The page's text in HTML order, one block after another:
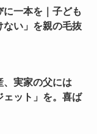
一本を｜子ども
ない」を親の毛抜
、実家の父には
ェット」を。喜ば